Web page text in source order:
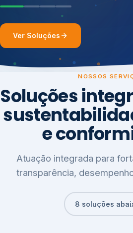
Ver Soluções
NOSSOS
Soluções
e
Atuação integrada para
transparência,
8 soluções